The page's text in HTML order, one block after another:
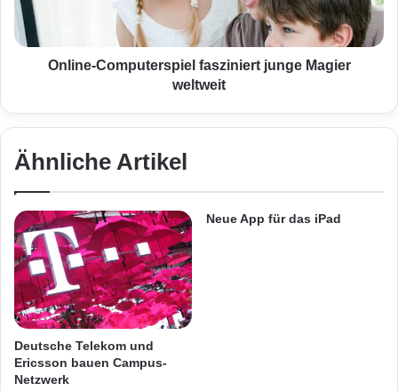
Die Jobsuchmaschine ist ganz einfach zu
bedienen.
Foto: djd/thx
n
e
s
o
s
M
o
t
i
v
C
o
r
s
p
i
e
l
f
a
s
z
i
n
i
Online-Computerspiel fasziniert junge Magier
weltweit
Ähnliche Artikel
Deutsche Telekom und
Ericsson bauen Campus-
Netzwerk
Neue App für das iPad